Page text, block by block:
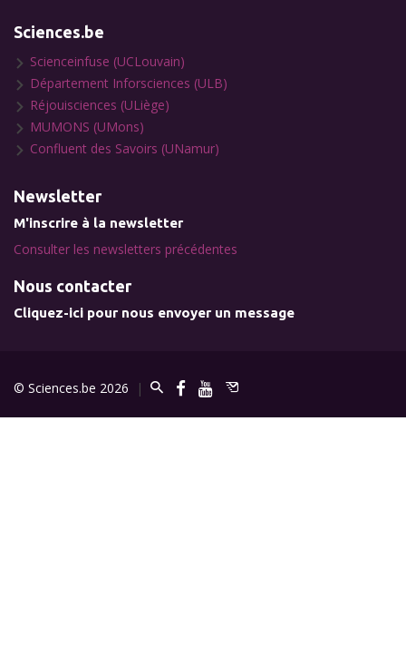
Sciences.be
Scienceinfuse (UCLouvain)
Département Inforsciences (ULB)
Réjouisciences (ULiège)
MUMONS (UMons)
Confluent des Savoirs (UNamur)
Newsletter
M'inscrire à la newsletter
Consulter les newsletters précédentes
Nous contacter
Cliquez-ici pour nous envoyer un message
© Sciences.be 2026 |